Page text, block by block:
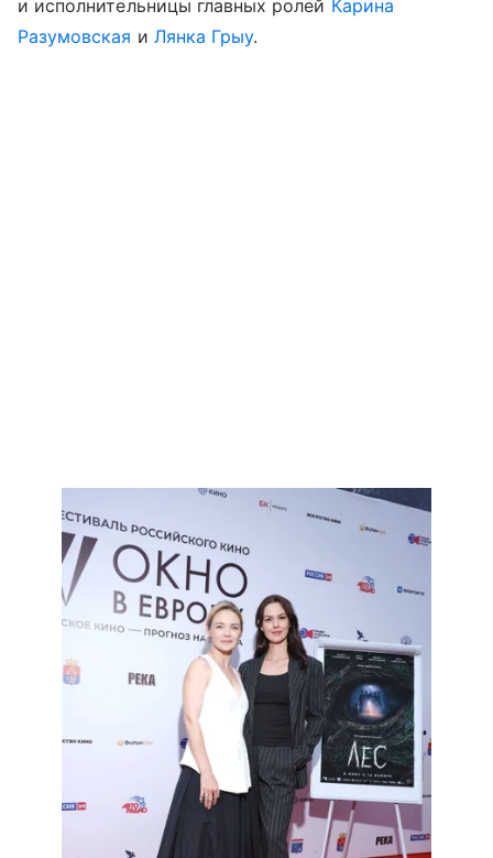
и исполнительницы главных ролей Карина
Разумовская и Лянка Грыу.